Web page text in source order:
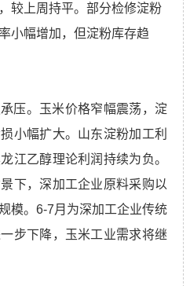
较上周持平。部分检修淀粉
小幅增加，但淀粉库存趋
压。玉米价格窄幅震荡，淀
小幅扩大。山东淀粉加工利
江乙醇理论利润持续为负。
下，深加工企业原料采购以
模。6-7月为深加工企业传统
步下降，玉米工业需求将继